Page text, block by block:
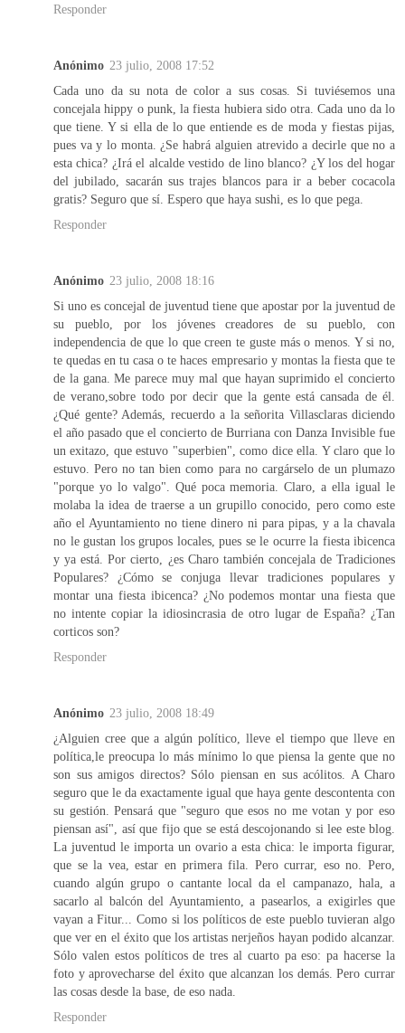
Responder
Anónimo 23 julio, 2008 17:52
Cada uno da su nota de color a sus cosas. Si tuviésemos una
concejala hippy o punk, la fiesta hubiera sido otra. Cada uno da lo
que tiene. Y si ella de lo que entiende es de moda y fiestas pijas,
pues va y lo monta. ¿Se habrá alguien atrevido a decirle que no a
esta chica? ¿Irá el alcalde vestido de lino blanco? ¿Y los del hogar
del jubilado, sacarán sus trajes blancos para ir a beber cocacola
gratis? Seguro que sí. Espero que haya sushi, es lo que pega.
Responder
Anónimo 23 julio, 2008 18:16
Si uno es concejal de juventud tiene que apostar por la juventud de
su pueblo, por los jóvenes creadores de su pueblo, con
independencia de que lo que creen te guste más o menos. Y si no,
te quedas en tu casa o te haces empresario y montas la fiesta que te
de la gana. Me parece muy mal que hayan suprimido el concierto
de verano,sobre todo por decir que la gente está cansada de él.
¿Qué gente? Además, recuerdo a la señorita Villasclaras diciendo
el año pasado que el concierto de Burriana con Danza Invisible fue
un exitazo, que estuvo "superbien", como dice ella. Y claro que lo
estuvo. Pero no tan bien como para no cargárselo de un plumazo
"porque yo lo valgo". Qué poca memoria. Claro, a ella igual le
molaba la idea de traerse a un grupillo conocido, pero como este
año el Ayuntamiento no tiene dinero ni para pipas, y a la chavala
no le gustan los grupos locales, pues se le ocurre la fiesta ibicenca
y ya está. Por cierto, ¿es Charo también concejala de Tradiciones
Populares? ¿Cómo se conjuga llevar tradiciones populares y
montar una fiesta ibicenca? ¿No podemos montar una fiesta que
no intente copiar la idiosincrasia de otro lugar de España? ¿Tan
corticos son?
Responder
Anónimo 23 julio, 2008 18:49
¿Alguien cree que a algún político, lleve el tiempo que lleve en
política,le preocupa lo más mínimo lo que piensa la gente que no
son sus amigos directos? Sólo piensan en sus acólitos. A Charo
seguro que le da exactamente igual que haya gente descontenta con
su gestión. Pensará que "seguro que esos no me votan y por eso
piensan así", así que fijo que se está descojonando si lee este blog.
La juventud le importa un ovario a esta chica: le importa figurar,
que se la vea, estar en primera fila. Pero currar, eso no. Pero,
cuando algún grupo o cantante local da el campanazo, hala, a
sacarlo al balcón del Ayuntamiento, a pasearlos, a exigirles que
vayan a Fitur... Como si los políticos de este pueblo tuvieran algo
que ver en el éxito que los artistas nerjeños hayan podido alcanzar.
Sólo valen estos políticos de tres al cuarto pa eso: pa hacerse la
foto y aprovecharse del éxito que alcanzan los demás. Pero currar
las cosas desde la base, de eso nada.
Responder